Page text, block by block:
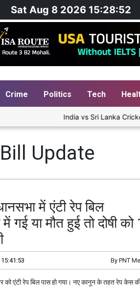
Sat Aug 8 2026 15:28:53
Crime Politics Tech
India vs Sri Lanka Cricket
Update
में एंटी रेप बिल
में गई या मौत हुई तो दोषी
By PNT
को एंटी रेप बिल पास हो गया। नए कानून के तहत रेप केस